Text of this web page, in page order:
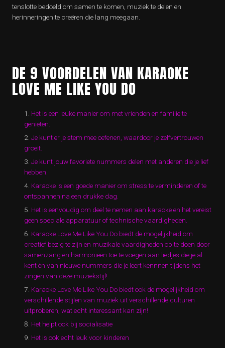
tenslotte bedoeld om samen te komen, muziek te delen en
herinneringen te creëren die lang meegaan.
DE 9 VOORDELEN VAN KARAOKE
LOVE ME LIKE YOU DO
Het is een leuke manier om met vrienden en familie te
genieten.
Je kunt er je stem mee oefenen, waardoor je zelfvertrouwen
groeit.
Je kunt jouw favoriete nummers delen met anderen die je lief
hebben.
Karaoke is een goede manier om stress te verminderen of te
ontspannen na een drukke dag.
Het is eenvoudig om deel te nemen aan karaoke en het vereist
geen speciale apparatuur of technische vaardigheden.
Karaoke Love Me Like You Do biedt de mogelijkheid om
creatief bezig te zijn en muzikale vaardigheden op te doen door
samenzang en harmonieën toe te voegen aan liedjes die je al
kent én van nieuwe nummers die je leert kennnen tijdens het
zingen van deze muziekstijl!
Karaoke Love Me Like You Do biedt ook de mogelijkheid om
verschillende stijlen van muziek uit verschillende culturen
uitproberen, wat echt interessant kan zijn!
Het helpt ook bij socialisatie
Het is ook echt leuk voor kinderen